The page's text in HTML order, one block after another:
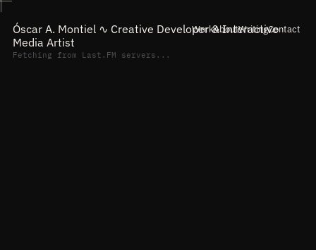
Óscar A. Montiel ∿ Creative Developer & Interactive
Media Artist
Fetching from Last.FM servers...
WorkAboutWritingContact